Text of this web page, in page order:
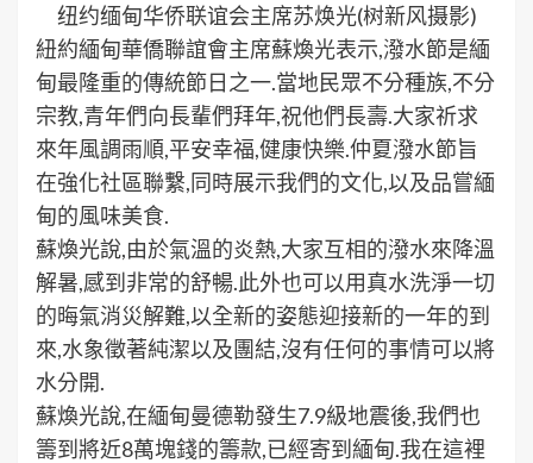
纽约缅甸华侨联谊会主席苏焕光(树新风摄影)
紐約緬甸華僑聯誼會主席蘇煥光表示,潑水節是緬
甸最隆重的傳統節日之一.當地民眾不分種族,不分
宗教,青年們向長輩們拜年,祝他們長壽.大家祈求
來年風調雨順,平安幸福,健康快樂.仲夏潑水節旨
在強化社區聯繫,同時展示我們的文化,以及品嘗緬
甸的風味美食.
蘇煥光說,由於氣溫的炎熱,大家互相的潑水來降溫
解暑,感到非常的舒暢.此外也可以用真水洗淨一切
的晦氣消災解難,以全新的姿態迎接新的一年的到
來,水象徵著純潔以及團結,沒有任何的事情可以將
水分開.
蘇煥光說,在緬甸曼德勒發生7.9級地震後,我們也
籌到將近8萬塊錢的籌款,已經寄到緬甸.我在這裡